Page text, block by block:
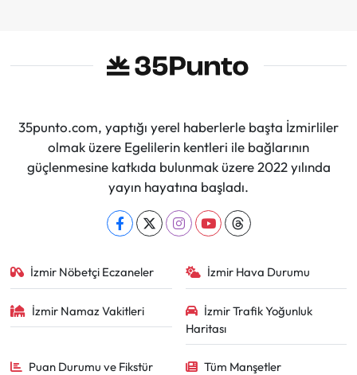
35punto.com, yaptığı yerel haberlerle başta İzmirliler
olmak üzere Egelilerin kentleri ile bağlarının
güçlenmesine katkıda bulunmak üzere 2022 yılında
yayın hayatına başladı.
İzmir Nöbetçi Eczaneler İzmir Hava Durumu
İzmir Namaz Vakitleri
İzmir Trafik Yoğunluk
Haritası
Puan Durumu ve Fikstür Tüm Manşetler